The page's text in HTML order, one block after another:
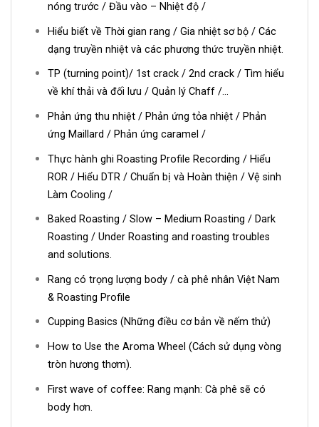
nóng trước / Đầu vào – Nhiệt độ /
Hiểu biết về Thời gian rang / Gia nhiệt sơ bộ / Các
dạng truyền nhiệt và các phương thức truyền nhiệt.
TP (turning point)/ 1st crack / 2nd crack / Tìm hiểu
về khí thải và đối lưu / Quản lý Chaff /…
Phản ứng thu nhiệt / Phản ứng tỏa nhiệt / Phản
ứng Maillard / Phản ứng caramel /
Thực hành ghi Roasting Profile Recording / Hiểu
ROR / Hiểu DTR / Chuẩn bị và Hoàn thiện / Vệ sinh
Làm Cooling /
Baked Roasting / Slow – Medium Roasting / Dark
Roasting / Under Roasting and roasting troubles
and solutions.
Rang có trọng lượng body / cà phê nhân Việt Nam
& Roasting Profile
Cupping Basics (Những điều cơ bản về nếm thử)
How to Use the Aroma Wheel (Cách sử dụng vòng
tròn hương thơm).
First wave of coffee: Rang mạnh: Cà phê sẽ có
body hơn.